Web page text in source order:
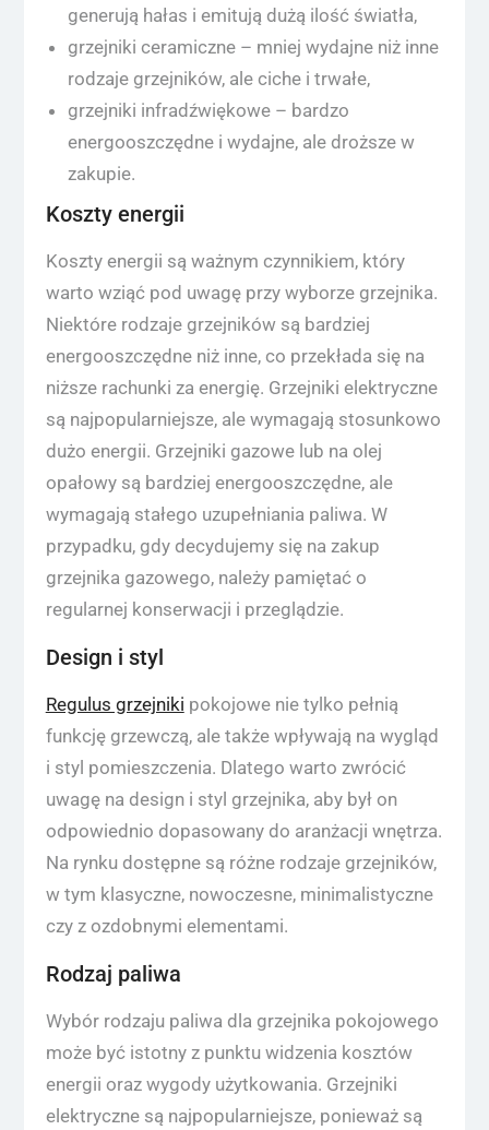
generują hałas i emitują dużą ilość światła,
grzejniki ceramiczne – mniej wydajne niż inne
rodzaje grzejników, ale ciche i trwałe,
grzejniki infradźwiękowe – bardzo
energooszczędne i wydajne, ale droższe w
zakupie.
Koszty energii
Koszty energii są ważnym czynnikiem, który
warto wziąć pod uwagę przy wyborze grzejnika.
Niektóre rodzaje grzejników są bardziej
energooszczędne niż inne, co przekłada się na
niższe rachunki za energię. Grzejniki elektryczne
są najpopularniejsze, ale wymagają stosunkowo
dużo energii. Grzejniki gazowe lub na olej
opałowy są bardziej energooszczędne, ale
wymagają stałego uzupełniania paliwa. W
przypadku, gdy decydujemy się na zakup
grzejnika gazowego, należy pamiętać o
regularnej konserwacji i przeglądzie.
Design i styl
Regulus grzejniki pokojowe nie tylko pełnią
funkcję grzewczą, ale także wpływają na wygląd
i styl pomieszczenia. Dlatego warto zwrócić
uwagę na design i styl grzejnika, aby był on
odpowiednio dopasowany do aranżacji wnętrza.
Na rynku dostępne są różne rodzaje grzejników,
w tym klasyczne, nowoczesne, minimalistyczne
czy z ozdobnymi elementami.
Rodzaj paliwa
Wybór rodzaju paliwa dla grzejnika pokojowego
może być istotny z punktu widzenia kosztów
energii oraz wygody użytkowania. Grzejniki
elektryczne są najpopularniejsze, ponieważ są